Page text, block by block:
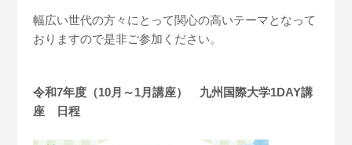
幅広い世代の方々にとって関心の高いテーマとなって
おりますので是非ご参加ください。
令和7年度（10月～1月講座） 九州国際大学1DAY講
座 日程